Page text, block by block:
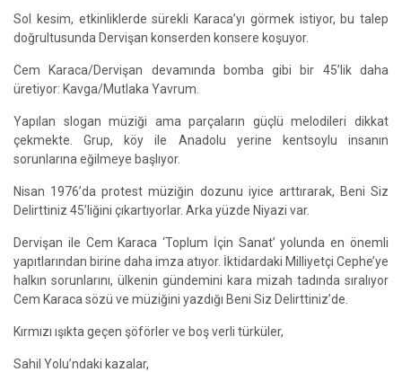
Sol kesim, etkinliklerde sürekli Karaca’yı görmek istiyor, bu talep
doğrultusunda Dervişan konserden konsere koşuyor.
Cem Karaca/Dervişan devamında bomba gibi bir 45’lik daha
üretiyor: Kavga/Mutlaka Yavrum.
Yapılan slogan müziği ama parçaların güçlü melodileri dikkat
çekmekte. Grup, köy ile Anadolu yerine kentsoylu insanın
sorunlarına eğilmeye başlıyor.
Nisan 1976’da protest müziğin dozunu iyice arttırarak, Beni Siz
Delirttiniz 45’liğini çıkartıyorlar. Arka yüzde Niyazi var.
Dervişan ile Cem Karaca ‘Toplum İçin Sanat’ yolunda en önemli
yapıtlarından birine daha imza atıyor. İktidardaki Milliyetçi Cephe’ye
halkın sorunlarını, ülkenin gündemini kara mizah tadında sıralıyor
Cem Karaca sözü ve müziğini yazdığı Beni Siz Delirttiniz’de.
Kırmızı ışıkta geçen şöförler ve boş verli türküler,
Sahil Yolu’ndaki kazalar,